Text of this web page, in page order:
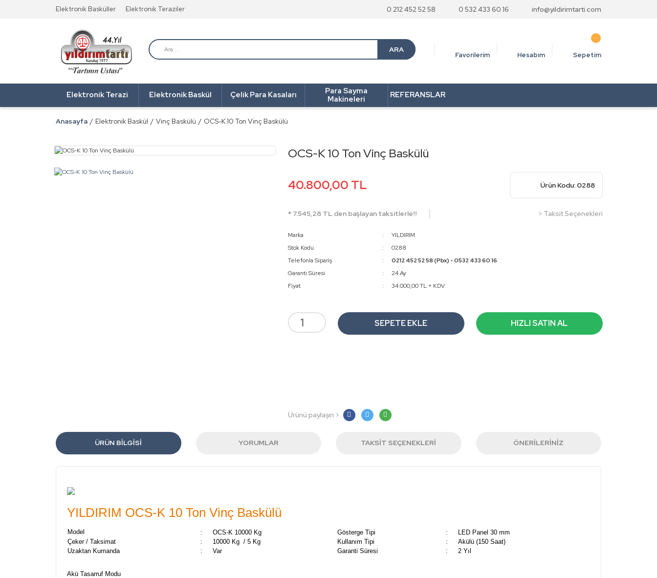
Elektronik Basküller Elektronik Teraziler 0 212 452 52 58 0 532 433 60 16 info@yildirimtarti.com
ARA
Favorilerim Hesabım Sepetim
Elektronik Terazi Elektronik Baskül Çelik Para Kasaları
Para Sayma
Makineleri
REFERANSLAR
Anasayfa Elektronik Baskül Vinç Baskülü OCS-K 10 Ton Vinç Baskülü
OCS-K 10 Ton Vinç Baskülü
40.800,00 TL Ürün Kodu: 0288
* 7.545,28 TL den başlayan taksitlerle!! > Taksit Seçenekleri
Marka
YILDIRIM
Stok Kodu
0288
Telefonla Sipariş
0212 452 52 58 (Pbx) - 0532 433 60 16
Garanti Süresi
24 Ay
Fiyat
34.000,00 TL + KDV
SEPETE EKLE HIZLI SATIN AL
Ürünü paylaşın >
ÜRÜN BILGISI YORUMLAR TAKSIT SEÇENEKLERI ÖNERILERINIZ
YILDIRIM OCS-K 10 Ton Vinç Baskülü
Model : OCS-K 10000 Kg Gösterge Tipi :
LED Panel 30 mm
Çeker / Taksimat
: 10000 Kg / 5 Kg Kullanım Tipi :
Akülü (150 Saat)
Uzaktan Kumanda
: Var Garanti Süresi : 2 Yıl
Akü Tasarruf Modu